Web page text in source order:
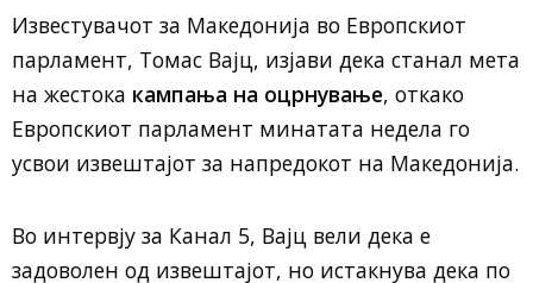
Известувачот за Македонија во Европскиот
парламент, Томас Вајц, изјави дека станал мета
на жестока кампања на оцрнување, откако
Европскиот парламент минатата недела го
усвои извештајот за напредокот на Македонија.
Во интервју за Канал 5, Вајц вели дека е
задоволен од извештајот, но истакнува дека по